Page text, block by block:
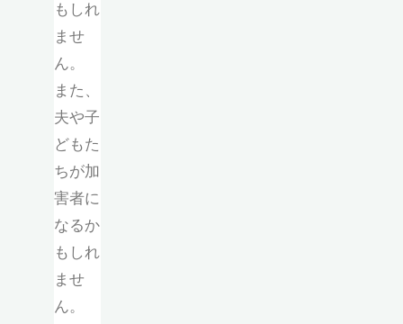
もしれ
ませ
ん。
また、
夫や子
どもた
ちが加
害者に
なるか
もしれ
ませ
ん。